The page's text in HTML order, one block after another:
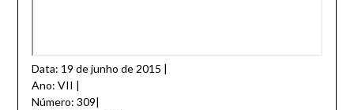
Data: 19 de junho de 2015 |
Ano: VII |
Número: 309|